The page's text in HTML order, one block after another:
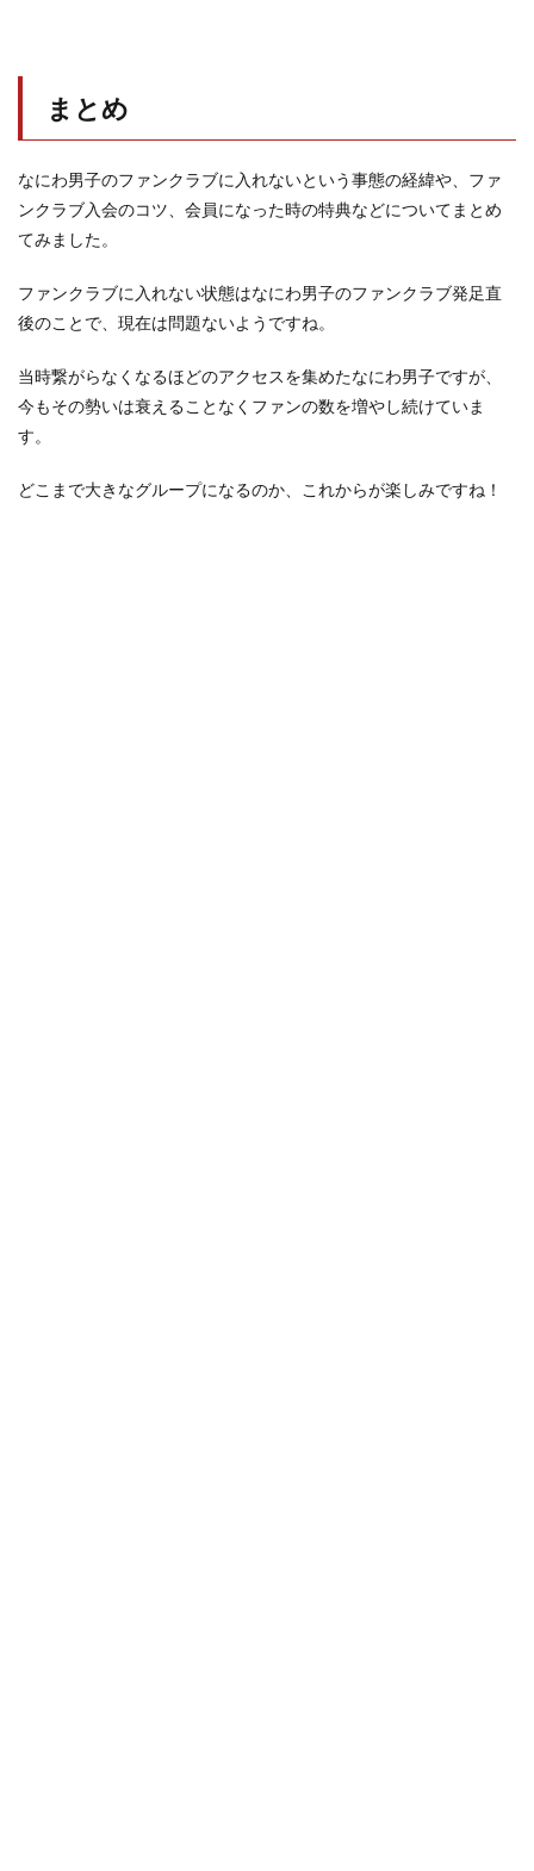
まとめ
なにわ男子のファンクラブに入れないという事態の経緯や、ファ
ンクラブ入会のコツ、会員になった時の特典などについてまとめ
てみました。
ファンクラブに入れない状態はなにわ男子のファンクラブ発足直
後のことで、現在は問題ないようですね。
当時繋がらなくなるほどのアクセスを集めたなにわ男子ですが、
今もその勢いは衰えることなくファンの数を増やし続けていま
す。
どこまで大きなグループになるのか、これからが楽しみですね！